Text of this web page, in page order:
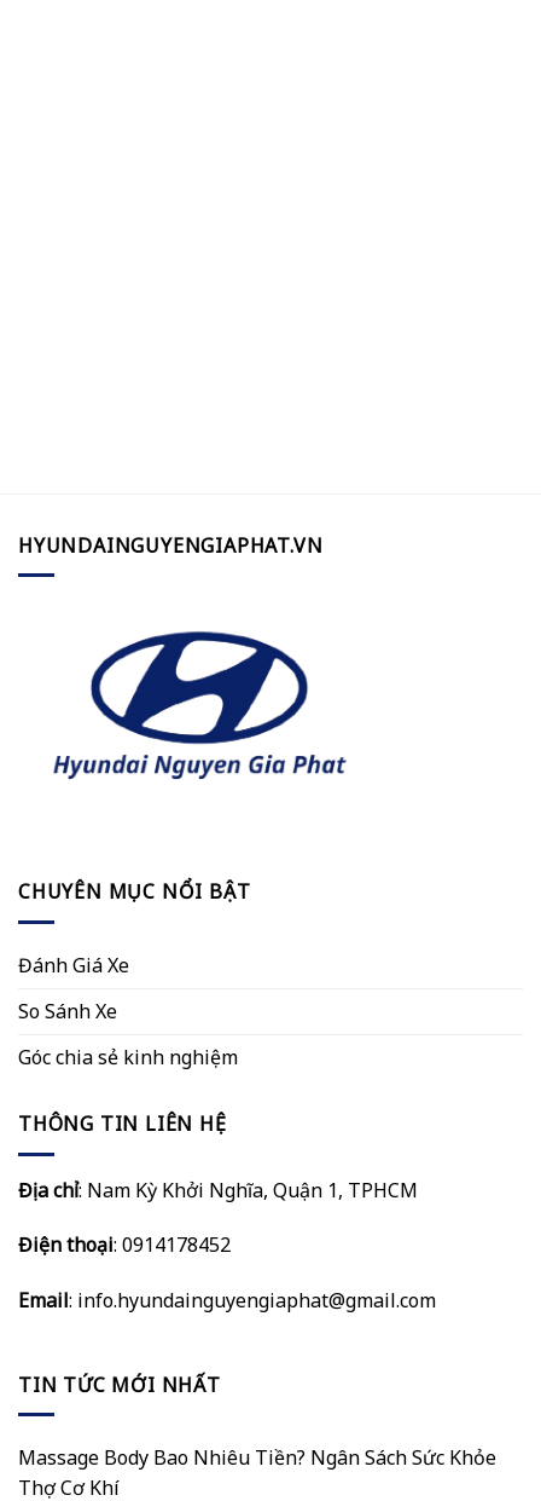
HYUNDAINGUYENGIAPHAT.VN
CHUYÊN MỤC NỔI BẬT
Đánh Giá Xe
So Sánh Xe
Góc chia sẻ kinh nghiệm
THÔNG TIN LIÊN HỆ
Địa chỉ: Nam Kỳ Khởi Nghĩa, Quận 1, TPHCM
Điện thoại: 0914178452
Email: info.hyundainguyengiaphat@gmail.com
TIN TỨC MỚI NHẤT
Massage Body Bao Nhiêu Tiền? Ngân Sách Sức Khỏe
Thợ Cơ Khí